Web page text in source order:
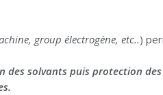
group électrogène, etc..)
des solvants puis protection